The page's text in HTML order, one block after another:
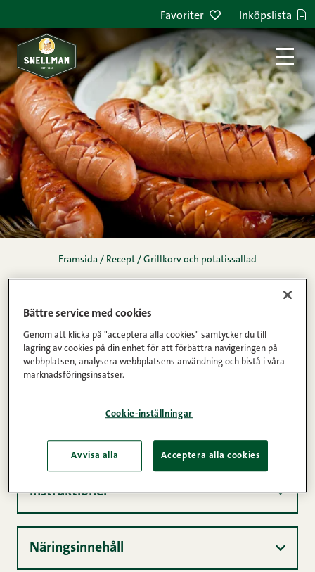
Favoriter Inköpslista
Framsida / Recept / Grillkorv och potatissallad
potatissallad
1 2 3 4 5 (3) Kommentarer
Instruktioner
Näringsinnehåll
Bättre service med cookies
Genom att klicka på "acceptera alla cookies" samtycker du till
lagring av cookies på din enhet för att förbättra navigeringen på
webbplatsen, analysera webbplatsens användning och bistå i våra
marknadsföringsinsatser.
Cookie-inställningar
Avvisa alla Acceptera alla cookies